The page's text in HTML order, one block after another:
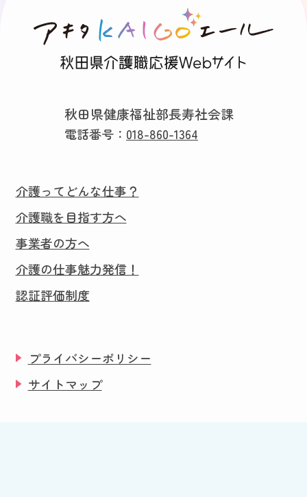
秋田県健康福祉部長寿社会課
電話番号： 018-860-1364
介護ってどんな仕事？
介護職を目指す方へ
事業者の方へ
介護の仕事魅力発信！
認証評価制度
プライバシーポリシー
サイトマップ